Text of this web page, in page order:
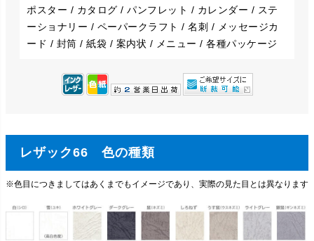
ポスター / カタログ / パンフレット / カレンダー / ステ
ーショナリー / ペーパークラフト / 名刺 / メッセージカ
ード / 封筒 / 紙袋 / 案内状 / メニュー / 各種パッケージ
レザック66 色の種類
※色目につきましてはあくまでもイメージであり、実際の見た目とは異なります